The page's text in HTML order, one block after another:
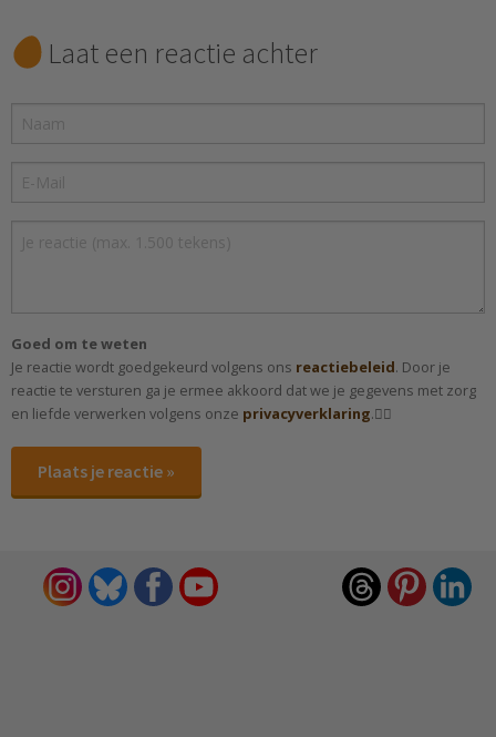
Laat een reactie achter
Goed om te weten
Je reactie wordt goedgekeurd volgens ons reactiebeleid. Door je
reactie te versturen ga je ermee akkoord dat we je gegevens met zorg
en liefde verwerken volgens onze privacyverklaring.✌🏻
Plaats je reactie »